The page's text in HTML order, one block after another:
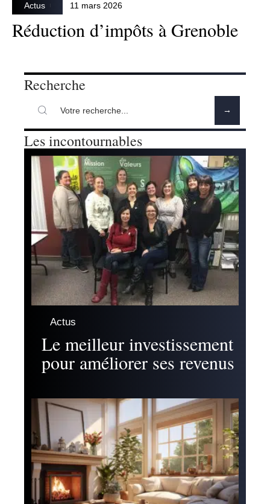
Actus 11 mars 2026
Réduction d’impôts à Grenoble
Recherche
Les incontournables
Actus
Le meilleur investissement
pour améliorer ses revenus